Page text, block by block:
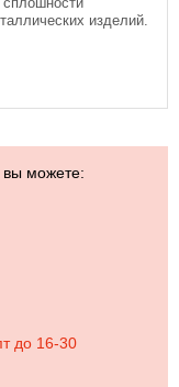
сплошности
изделий.
вы можете:
до 16-30